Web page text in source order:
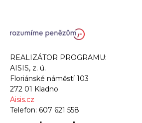
REALIZÁTOR PROGRAMU:
AISIS, z. ú.
Floriánské náměstí 103
272 01 Kladno
Aisis.cz
Telefon: 607 621 558